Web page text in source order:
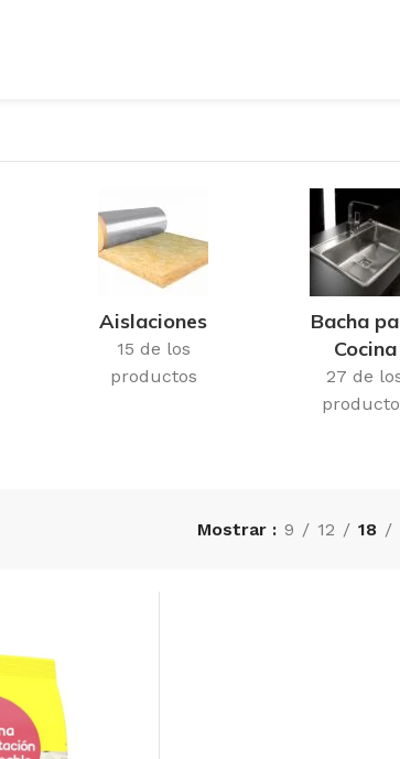
Aislaciones
15 de los
productos
Bacha
Cocina
27 de
Mostrar 9 12 18